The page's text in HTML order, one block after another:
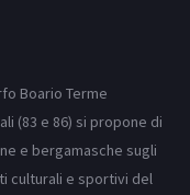
Boario Terme
(83 e 86) si propone di
e bergamasche sugli
culturali e sportivi del